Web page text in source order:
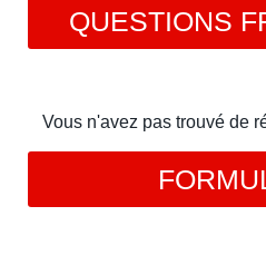
QUESTIONS
Vous n'avez pas trouvé de